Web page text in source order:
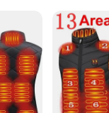
in multiple sizes to
and Warmth**
Vest is not just
The heating elements
this vest is your go-